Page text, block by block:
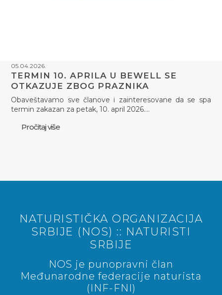
05.04.2026.
TERMIN 10. APRILA U BEWELL SE
OTKAZUJE ZBOG PRAZNIKA
Obaveštavamo sve članove i zainteresovane da se spa
termin zakazan za petak, 10. april 2026.…
Pročitaj više
NATURISTIČKA ORGANIZACIJA
SRBIJE (NOS) :: NATURISTI
SRBIJE
NOS je punopravni član
Međunarodne federacije naturista
(INF-FNI)